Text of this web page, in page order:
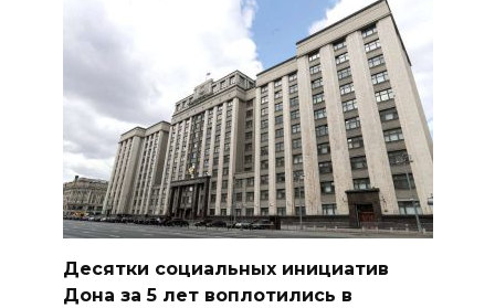
Десятки социальных инициатив
Дона за 5 лет воплотились в